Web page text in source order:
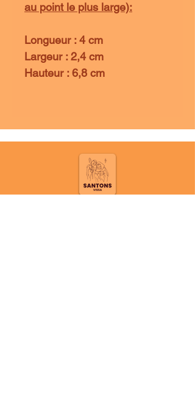
au point le plus large):
Longueur : 4 cm
Largeur : 2,4 cm
Hauteur : 6,8 cm